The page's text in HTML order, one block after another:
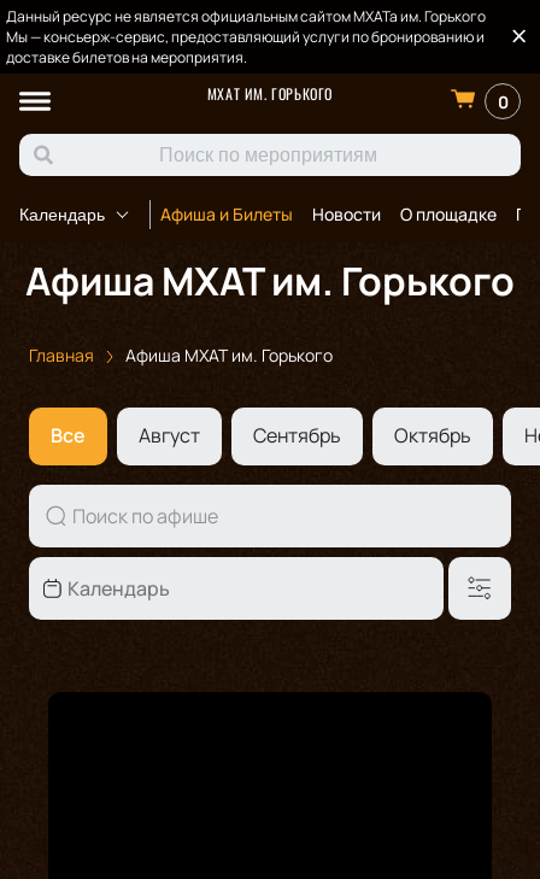
Данный ресурс не является официальным сайтом МХАТа им. Горького
Мы — консьерж-сервис, предоставляющий услуги по бронированию и
доставке билетов на мероприятия.
МХАТ ИМ. ГОРЬКОГО
0
Календарь Афиша и Билеты Новости О площадке
Афиша МХАТ им. Горького
Главная Афиша МХАТ им. Горького
Все Август Сентябрь Октябрь